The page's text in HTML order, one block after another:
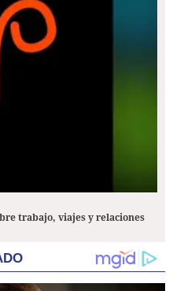
trabajo, viajes y relaciones